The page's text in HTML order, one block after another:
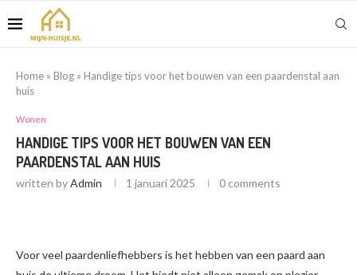
Home » Blog » Handige tips voor het bouwen van een paardenstal aan
huis
Wonen
HANDIGE TIPS VOOR HET BOUWEN VAN EEN
PAARDENSTAL AAN HUIS
written byAdmin 1 januari 2025 0 comments
Voor veel paardenliefhebbers is het hebben van een paard aan